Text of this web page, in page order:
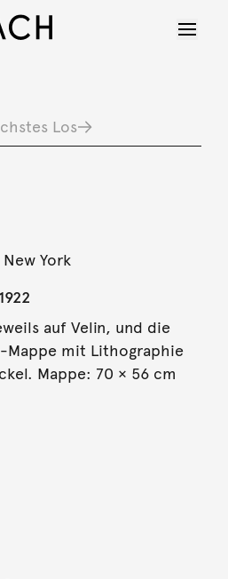
Los
York
auf Velin, und die
Mappe mit Lithographie
Mappe: 70 × 56 cm